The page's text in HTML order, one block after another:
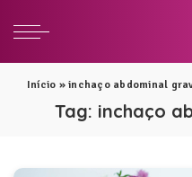
Início »inchaço abdominal
Tag: inchaço